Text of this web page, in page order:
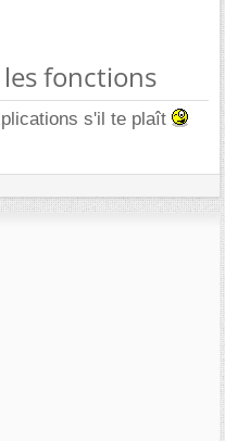
fonctions
s'il te plaît